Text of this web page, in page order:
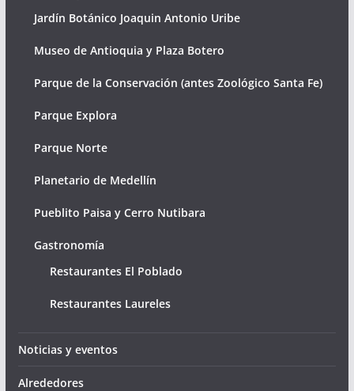
Jardín Botánico Joaquin Antonio Uribe
Museo de Antioquia y Plaza Botero
Parque de la Conservación (antes Zoológico Santa Fe)
Parque Explora
Parque Norte
Planetario de Medellín
Pueblito Paisa y Cerro Nutibara
Gastronomía
Restaurantes El Poblado
Restaurantes Laureles
Noticias y eventos
Alrededores